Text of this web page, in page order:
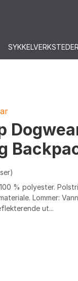
SYKKELVERKSTEDER
% polyester.
Lommer:
ut...